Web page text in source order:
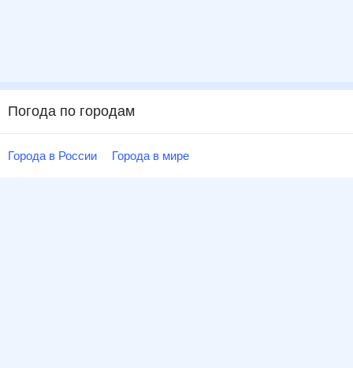
Погода по городам
Города в России Города в мире